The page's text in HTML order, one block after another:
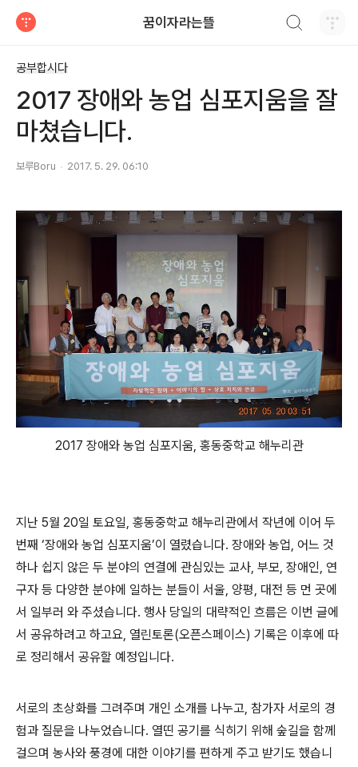
꿈이자라는뜰
공부합시다
2017 장애와 농업 심포지움을 잘
마쳤습니다.
보루Boru 2017. 5. 29. 06:10
2017 장애와 농업 심포지움, 홍동중학교 해누리관
지난 5월 20일 토요일, 홍동중학교 해누리관에서 작년에 이어 두
번째 ‘장애와 농업 심포지움’이 열렸습니다. 장애와 농업, 어느 것
하나 쉽지 않은 두 분야의 연결에 관심있는 교사, 부모, 장애인, 연
구자 등 다양한 분야에 일하는 분들이 서울, 양평, 대전 등 먼 곳에
서 일부러 와 주셨습니다. 행사 당일의 대략적인 흐름은 이번 글에
서 공유하려고 하고요, 열린토론(오픈스페이스) 기록은 이후에 따
로 정리해서 공유할 예정입니다.
서로의 초상화를 그려주며 개인 소개를 나누고, 참가자 서로의 경
험과 질문을 나누었습니다. 열띤 공기를 식히기 위해 숲길을 함께
걸으며 농사와 풍경에 대한 이야기를 편하게 주고 받기도 했습니